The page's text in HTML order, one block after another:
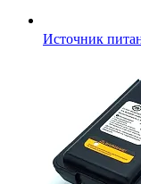
Источник